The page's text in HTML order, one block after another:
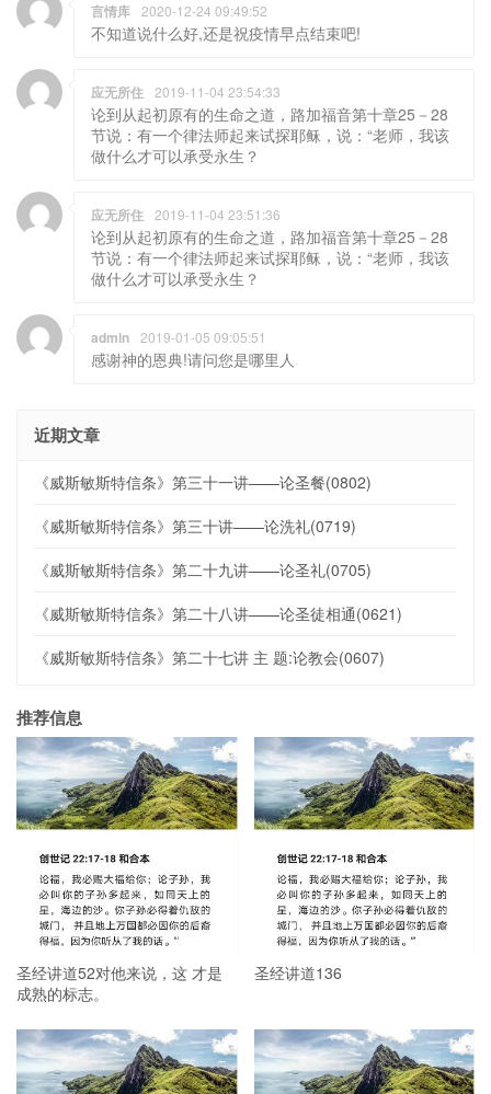
言情库 2020-12-24 09:49:52
不知道说什么好,还是祝疫情早点结束吧!
应无所住 2019-11-04 23:54:33
论到从起初原有的生命之道，路加福音第十章25－28
节说：有一个律法师起来试探耶稣，说：“老师，我该
做什么才可以承受永生？
应无所住 2019-11-04 23:51:36
论到从起初原有的生命之道，路加福音第十章25－28
节说：有一个律法师起来试探耶稣，说：“老师，我该
做什么才可以承受永生？
admin 2019-01-05 09:05:51
感谢神的恩典!请问您是哪里人
近期文章
《威斯敏斯特信条》第三十一讲——论圣餐(0802)
《威斯敏斯特信条》第三十讲——论洗礼(0719)
《威斯敏斯特信条》第二十九讲——论圣礼(0705)
《威斯敏斯特信条》第二十八讲——论圣徒相通(0621)
《威斯敏斯特信条》第二十七讲 主 题:论教会(0607)
推荐信息
圣经讲道52对他来说，这 才是
成熟的标志。
圣经讲道136